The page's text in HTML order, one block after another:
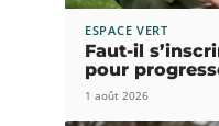
ESPACE VERT
Faut-il
pour
1 août 2026